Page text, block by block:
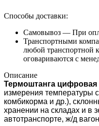
Способы доставки:
Самовывоз — При
Транспортными
любой транспортной
оговариваются с
Описание
Термоштанга цифровая
измерения температуры
комбикорма и др.),
хранении на складах и в
автотранспорте, ж/д